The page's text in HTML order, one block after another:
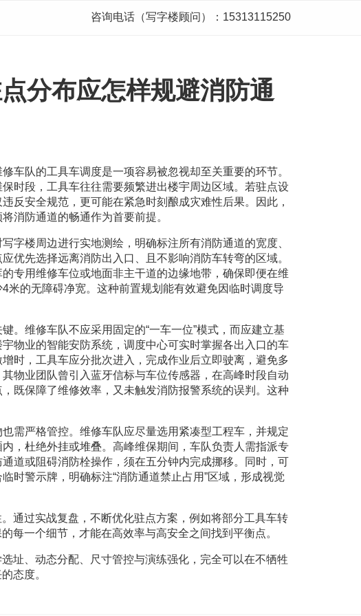
咨询电话（写字楼顾问）：15313115250
分布应怎样规避消防通
车队的工具车调度是一项容易被忽视却至关重要的环节。
时段，工具车往往需要频繁进出楼宇周边区域。若驻点设
反安全规范，更可能在紧急时刻酿成灾难性后果。因此，
消防通道的畅通作为首要前提。
字楼周边进行实地测绘，明确标注所有消防通道的宽度、
优先选择远离消防出入口、且不影响消防车转弯的区域。
专用维修车位或地面非主干道的边缘地带，确保即便在维
米的无障碍净宽。这种前置规划能有效避免因临时调度导
。维修车队不应采用固定的“一车一位”模式，而应建立基
物业的智能安防系统，调度中心可实时掌握各出入口的车
时，工具车应分批次进入，完成作业后立即驶离，避免多
物业团队曾引入蓝牙信标与车位传感器，在高峰时段自动
既保障了维修效率，又未触发消防报警系统的误判。这种
需严格管控。维修车队应尽量选用紧凑型工程车，并规定
，杜绝外挂或堆叠。高峰维保期间，车队负责人需指派专
道或阻碍消防栓操作，须在五分钟内完成挪移。同时，可
时警示牌，明确标注“消防通道禁止占用”区域，形成视觉
通过实战复盘，不断优化驻点方案，例如将部分工具车转
每一个细节，才能在高效率与高安全之间找到平衡点。
址、动态分配、尺寸管控与演练强化，完全可以在不牺牲
态度。